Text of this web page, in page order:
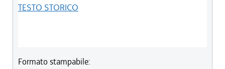
TESTO STORICO
Formato stampabile: